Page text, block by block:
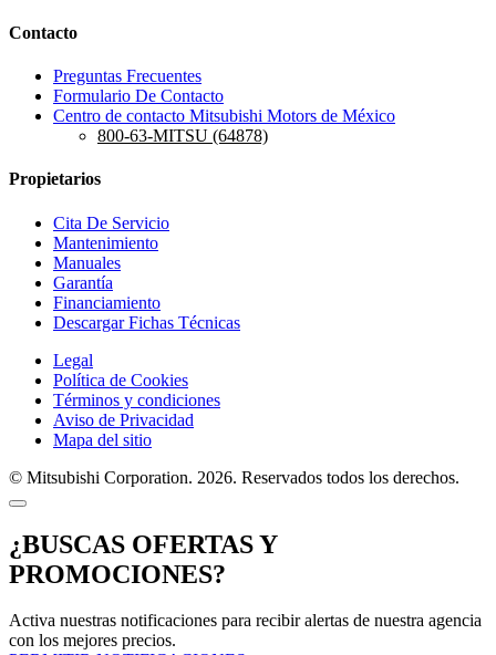
Contacto
Preguntas Frecuentes
Formulario De Contacto
Centro de contacto Mitsubishi Motors de México
800-63-MITSU (64878)
Propietarios
Cita De Servicio
Mantenimiento
Manuales
Garantía
Financiamiento
Descargar Fichas Técnicas
Legal
Política de Cookies
Términos y condiciones
Aviso de Privacidad
Mapa del sitio
© Mitsubishi Corporation. 2026. Reservados todos los derechos.
¿BUSCAS OFERTAS Y
PROMOCIONES?
Activa nuestras notificaciones para recibir alertas de nuestra agencia
con los mejores precios.